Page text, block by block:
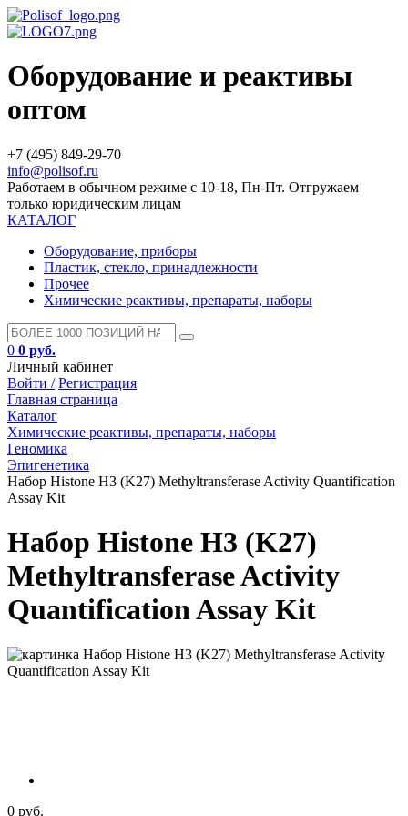
Оборудование и реактивы
оптом
+7 (495) 849-29-70
info@polisof.ru
Работаем в обычном режиме с 10-18, Пн-Пт. Отгружаем
только юридическим лицам
КАТАЛОГ
Оборудование, приборы
Пластик, стекло, принадлежности
Прочее
Химические реактивы, препараты, наборы
0 0 руб.
Личный кабинет
Войти / Регистрация
Главная страница
Каталог
Химические реактивы, препараты, наборы
Геномика
Эпигенетика
Набор Histone H3 (K27) Methyltransferase Activity Quantification
Assay Kit
Набор Histone H3 (K27)
Methyltransferase Activity
Quantification Assay Kit
0 руб.